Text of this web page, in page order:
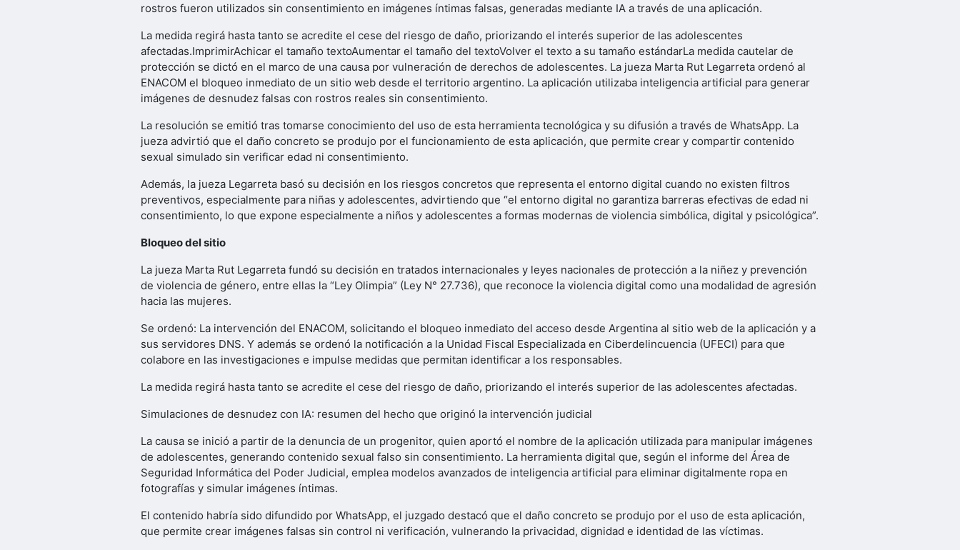
rostros fueron utilizados sin consentimiento en imágenes íntimas falsas, generadas mediante IA a través de una aplicación.
La medida regirá hasta tanto se acredite el cese del riesgo de daño, priorizando el interés superior de las adolescentes
afectadas.ImprimirAchicar el tamaño textoAumentar el tamaño del textoVolver el texto a su tamaño estándarLa medida cautelar de
protección se dictó en el marco de una causa por vulneración de derechos de adolescentes. La jueza Marta Rut Legarreta ordenó al
ENACOM el bloqueo inmediato de un sitio web desde el territorio argentino. La aplicación utilizaba inteligencia artificial para generar
imágenes de desnudez falsas con rostros reales sin consentimiento.
La resolución se emitió tras tomarse conocimiento del uso de esta herramienta tecnológica y su difusión a través de WhatsApp. La
jueza advirtió que el daño concreto se produjo por el funcionamiento de esta aplicación, que permite crear y compartir contenido
sexual simulado sin verificar edad ni consentimiento.
Además, la jueza Legarreta basó su decisión en los riesgos concretos que representa el entorno digital cuando no existen filtros
preventivos, especialmente para niñas y adolescentes, advirtiendo que “el entorno digital no garantiza barreras efectivas de edad ni
consentimiento, lo que expone especialmente a niños y adolescentes a formas modernas de violencia simbólica, digital y psicológica”.
Bloqueo del sitio
La jueza Marta Rut Legarreta fundó su decisión en tratados internacionales y leyes nacionales de protección a la niñez y prevención
de violencia de género, entre ellas la “Ley Olimpia” (Ley N° 27.736), que reconoce la violencia digital como una modalidad de agresión
hacia las mujeres.
Se ordenó: La intervención del ENACOM, solicitando el bloqueo inmediato del acceso desde Argentina al sitio web de la aplicación y a
sus servidores DNS. Y además se ordenó la notificación a la Unidad Fiscal Especializada en Ciberdelincuencia (UFECI) para que
colabore en las investigaciones e impulse medidas que permitan identificar a los responsables.
La medida regirá hasta tanto se acredite el cese del riesgo de daño, priorizando el interés superior de las adolescentes afectadas.
Simulaciones de desnudez con IA: resumen del hecho que originó la intervención judicial
La causa se inició a partir de la denuncia de un progenitor, quien aportó el nombre de la aplicación utilizada para manipular imágenes
de adolescentes, generando contenido sexual falso sin consentimiento. La herramienta digital que, según el informe del Área de
Seguridad Informática del Poder Judicial, emplea modelos avanzados de inteligencia artificial para eliminar digitalmente ropa en
fotografías y simular imágenes íntimas.
El contenido habría sido difundido por WhatsApp, el juzgado destacó que el daño concreto se produjo por el uso de esta aplicación,
que permite crear imágenes falsas sin control ni verificación, vulnerando la privacidad, dignidad e identidad de las víctimas.